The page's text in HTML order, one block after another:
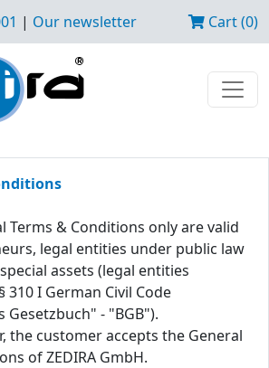
| Our newsletter Cart (0)
Terms & Conditions only are valid
legal entities under public law
assets (legal entities
310 I German Civil Code
Gesetzbuch" - "BGB").
the customer accepts the General
of ZEDIRA GmbH.